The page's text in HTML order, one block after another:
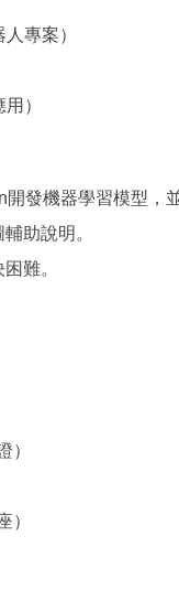
專案）
）
開發機器學習模型，
助說明。
難。
）
）